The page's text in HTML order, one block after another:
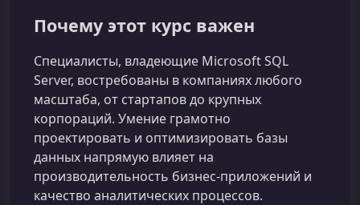
Почему этот курс важен
Специалисты, владеющие Microsoft SQL
Server, востребованы в компаниях любого
масштаба, от стартапов до крупных
корпораций. Умение грамотно
проектировать и оптимизировать базы
данных напрямую влияет на
производительность бизнес-приложений и
качество аналитических процессов.